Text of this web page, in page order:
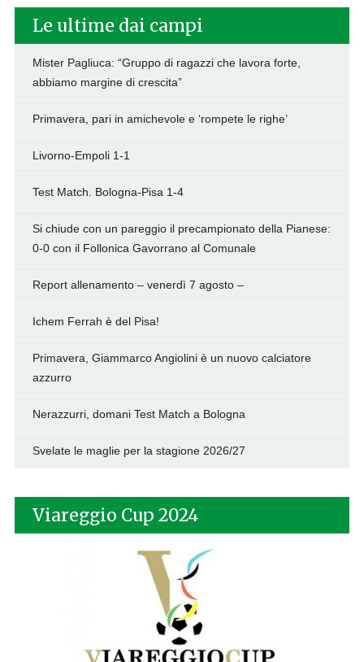
Le ultime dai campi
Mister Pagliuca: “Gruppo di ragazzi che lavora forte,
abbiamo margine di crescita”
Primavera, pari in amichevole e ‘rompete le righe’
Livorno-Empoli 1-1
Test Match. Bologna-Pisa 1-4
Si chiude con un pareggio il precampionato della Pianese:
0-0 con il Follonica Gavorrano al Comunale
Report allenamento – venerdì 7 agosto –
Ichem Ferrah è del Pisa!
Primavera, Giammarco Angiolini è un nuovo calciatore
azzurro
Nerazzurri, domani Test Match a Bologna
Svelate le maglie per la stagione 2026/27
Viareggio Cup 2024